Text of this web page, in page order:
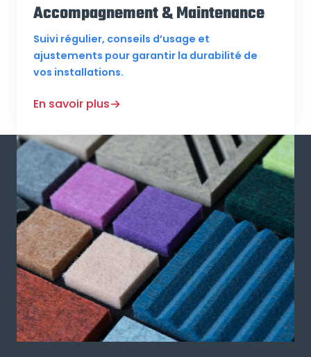
Accompagnement & Maintenance
Suivi régulier, conseils d’usage et
ajustements pour garantir la durabilité de
vos installations.
En savoir plus